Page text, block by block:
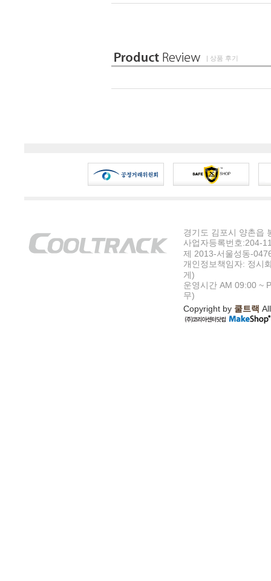
| 상품 후기
경기도 김포시 양촌읍
사업자등록번호:204-
제 2013-서울성동-
개인정보책임자: 정시
게)
운영시간 AM 09:00 ~
무)
Copyright by 쿨트랙